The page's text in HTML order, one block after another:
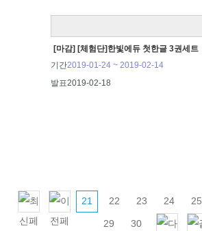
[마감] [체험단]한빛에듀 첫한글 3권세트
기간2019-01-24 ~ 2019-02-14
발표2019-02-18
21 22 23 24 25
29 30